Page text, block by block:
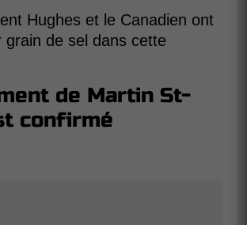
Hughes et le Canadien ont
grain de sel dans cette
de Martin St-
confirmé